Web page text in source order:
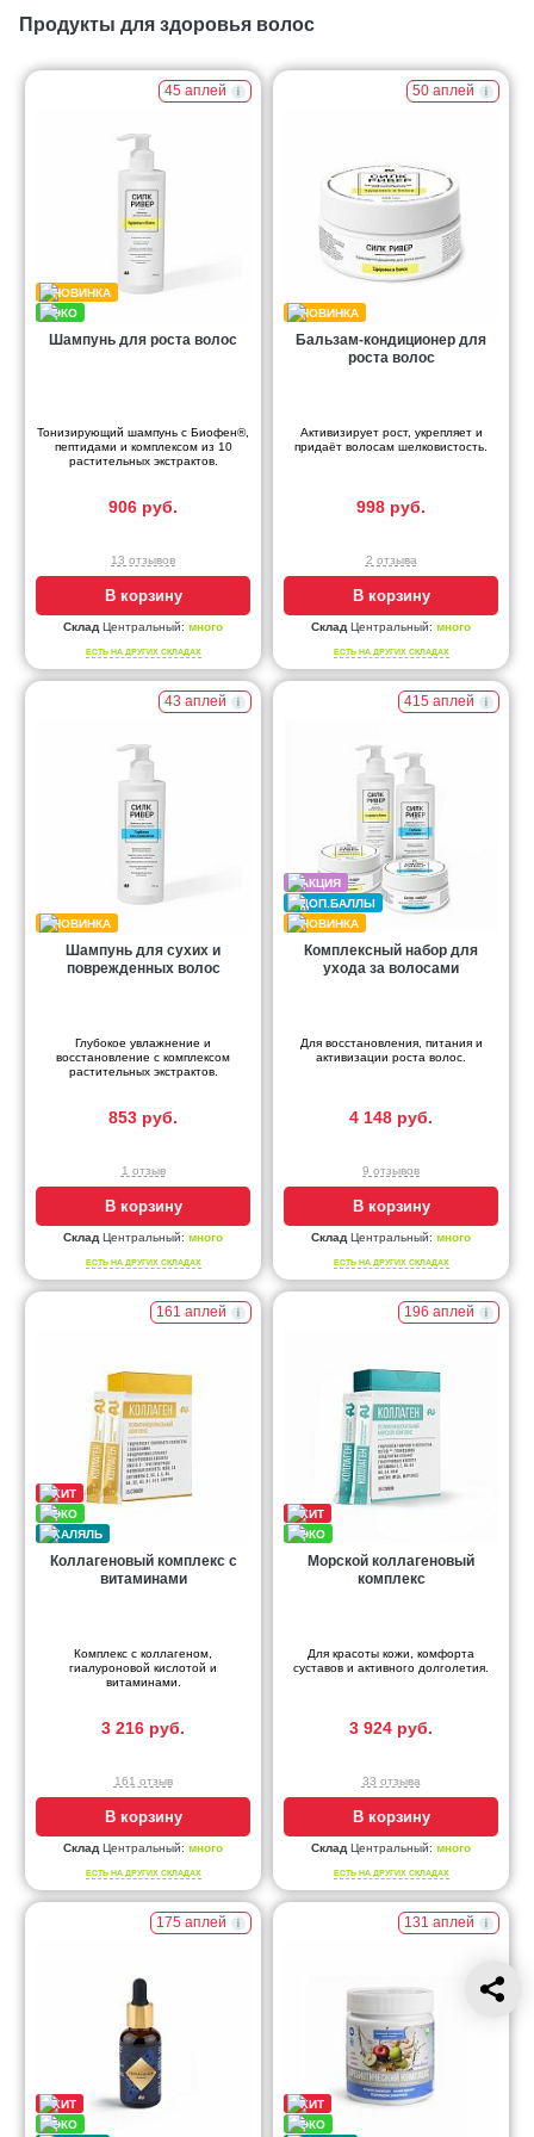
Продукты для здоровья волос
45 аплей
Шампунь для роста волос
Тонизирующий шампунь с Биофен®,
пептидами и комплексом из 10
растительных экстрактов.
906 руб.
13 отзывов
В корзину
Склад Центральный: много
ЕСТЬ НА ДРУГИХ СКЛАДАХ
50 аплей
Бальзам-кондиционер для
роста волос
Активизирует рост, укрепляет и
придаёт волосам шелковистость.
998 руб.
2 отзыва
В корзину
Склад Центральный: много
ЕСТЬ НА ДРУГИХ СКЛАДАХ
43 аплей
Шампунь для сухих и
поврежденных волос
Глубокое увлажнение и
восстановление с комплексом
растительных экстрактов.
853 руб.
1 отзыв
В корзину
Склад Центральный: много
ЕСТЬ НА ДРУГИХ СКЛАДАХ
415 аплей
Комплексный набор для
ухода за волосами
Для восстановления, питания и
активизации роста волос.
4 148 руб.
9 отзывов
В корзину
Склад Центральный: много
ЕСТЬ НА ДРУГИХ СКЛАДАХ
161 аплей
Коллагеновый комплекс с
витаминами
Комплекс с коллагеном,
гиалуроновой кислотой и
витаминами.
3 216 руб.
161 отзыв
В корзину
Склад Центральный: много
ЕСТЬ НА ДРУГИХ СКЛАДАХ
196 аплей
Морской коллагеновый
комплекс
Для красоты кожи, комфорта
суставов и активного долголетия.
3 924 руб.
33 отзыва
В корзину
Склад Центральный: много
ЕСТЬ НА ДРУГИХ СКЛАДАХ
175 аплей 131 аплей